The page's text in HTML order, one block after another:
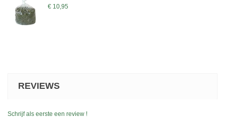
€ 10,95
REVIEWS
Schrijf als eerste een review !